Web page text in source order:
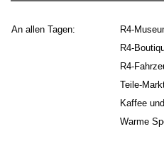
An allen Tagen:
R4-
R4-
R4-
Teile-
Kaffee
Warme